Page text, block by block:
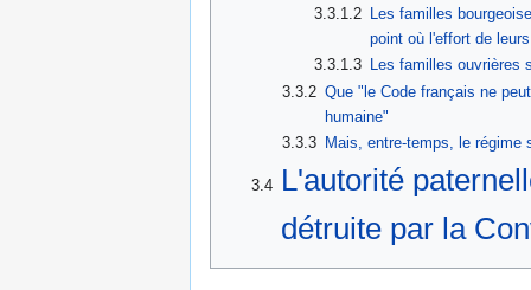
3.3.1.2
Les familles
point où l'effort de
3.3.1.3
Les familles ouvrières
3.3.2 Que "le Code français ne
humaine"
3.3.3 Mais, entre-temps, le régime
3.4
L'autorité
détruite par la